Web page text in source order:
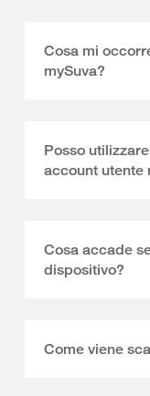
Cosa mi
mySuva?
Posso
account utente
Cosa accade
dispositivo?
Come viene